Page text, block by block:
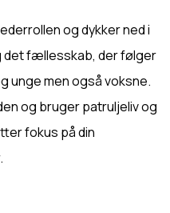
og dykker ned i
det fællesskab, der følger
unge men også voksne.
og bruger patruljeliv og
fokus på din